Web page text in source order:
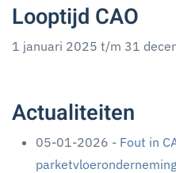
Looptijd CAO
1 januari 2025 t/m 31
Actualiteiten
05-01-2026 - Fout in